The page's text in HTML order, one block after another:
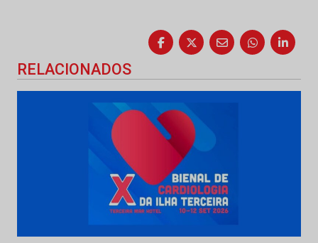
RELACIONADOS